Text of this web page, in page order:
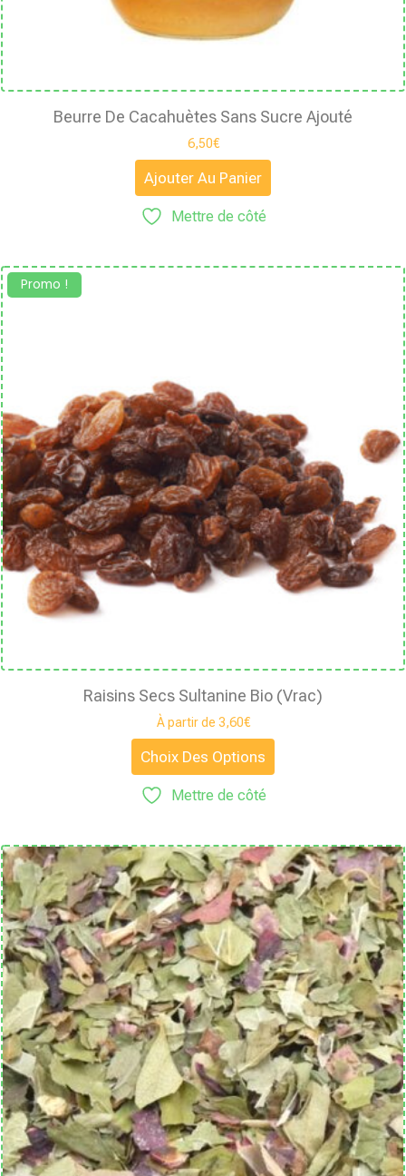
Beurre De Cacahuètes Sans Sucre Ajouté
6,50€
Ajouter Au Panier
Mettre de côté
Promo !
Raisins Secs Sultanine Bio (vrac)
À partir de 3,60€
Choix Des Options
Mettre de côté